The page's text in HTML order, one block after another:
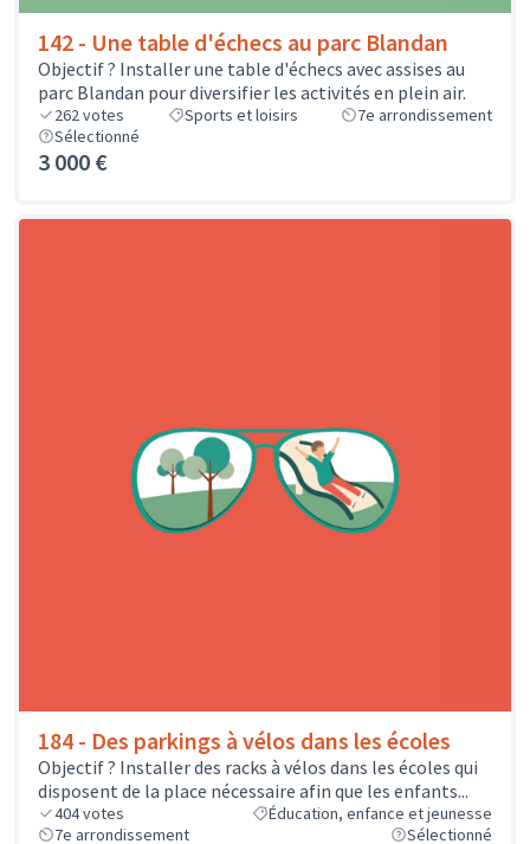
142 - Une table d'échecs au parc Blandan
Objectif ? Installer une table d'échecs avec assises au
parc Blandan pour diversifier les activités en plein air.
262votes Sports et loisirs
7e arrondissement
Sélectionné
3 000 €
184 - Des parkings à vélos dans les écoles
Objectif ? Installer des racks à vélos dans les écoles qui
disposent de la place nécessaire afin que les enfants...
404votes
Éducation, enfance et jeunesse
7e arrondissement
Sélectionné